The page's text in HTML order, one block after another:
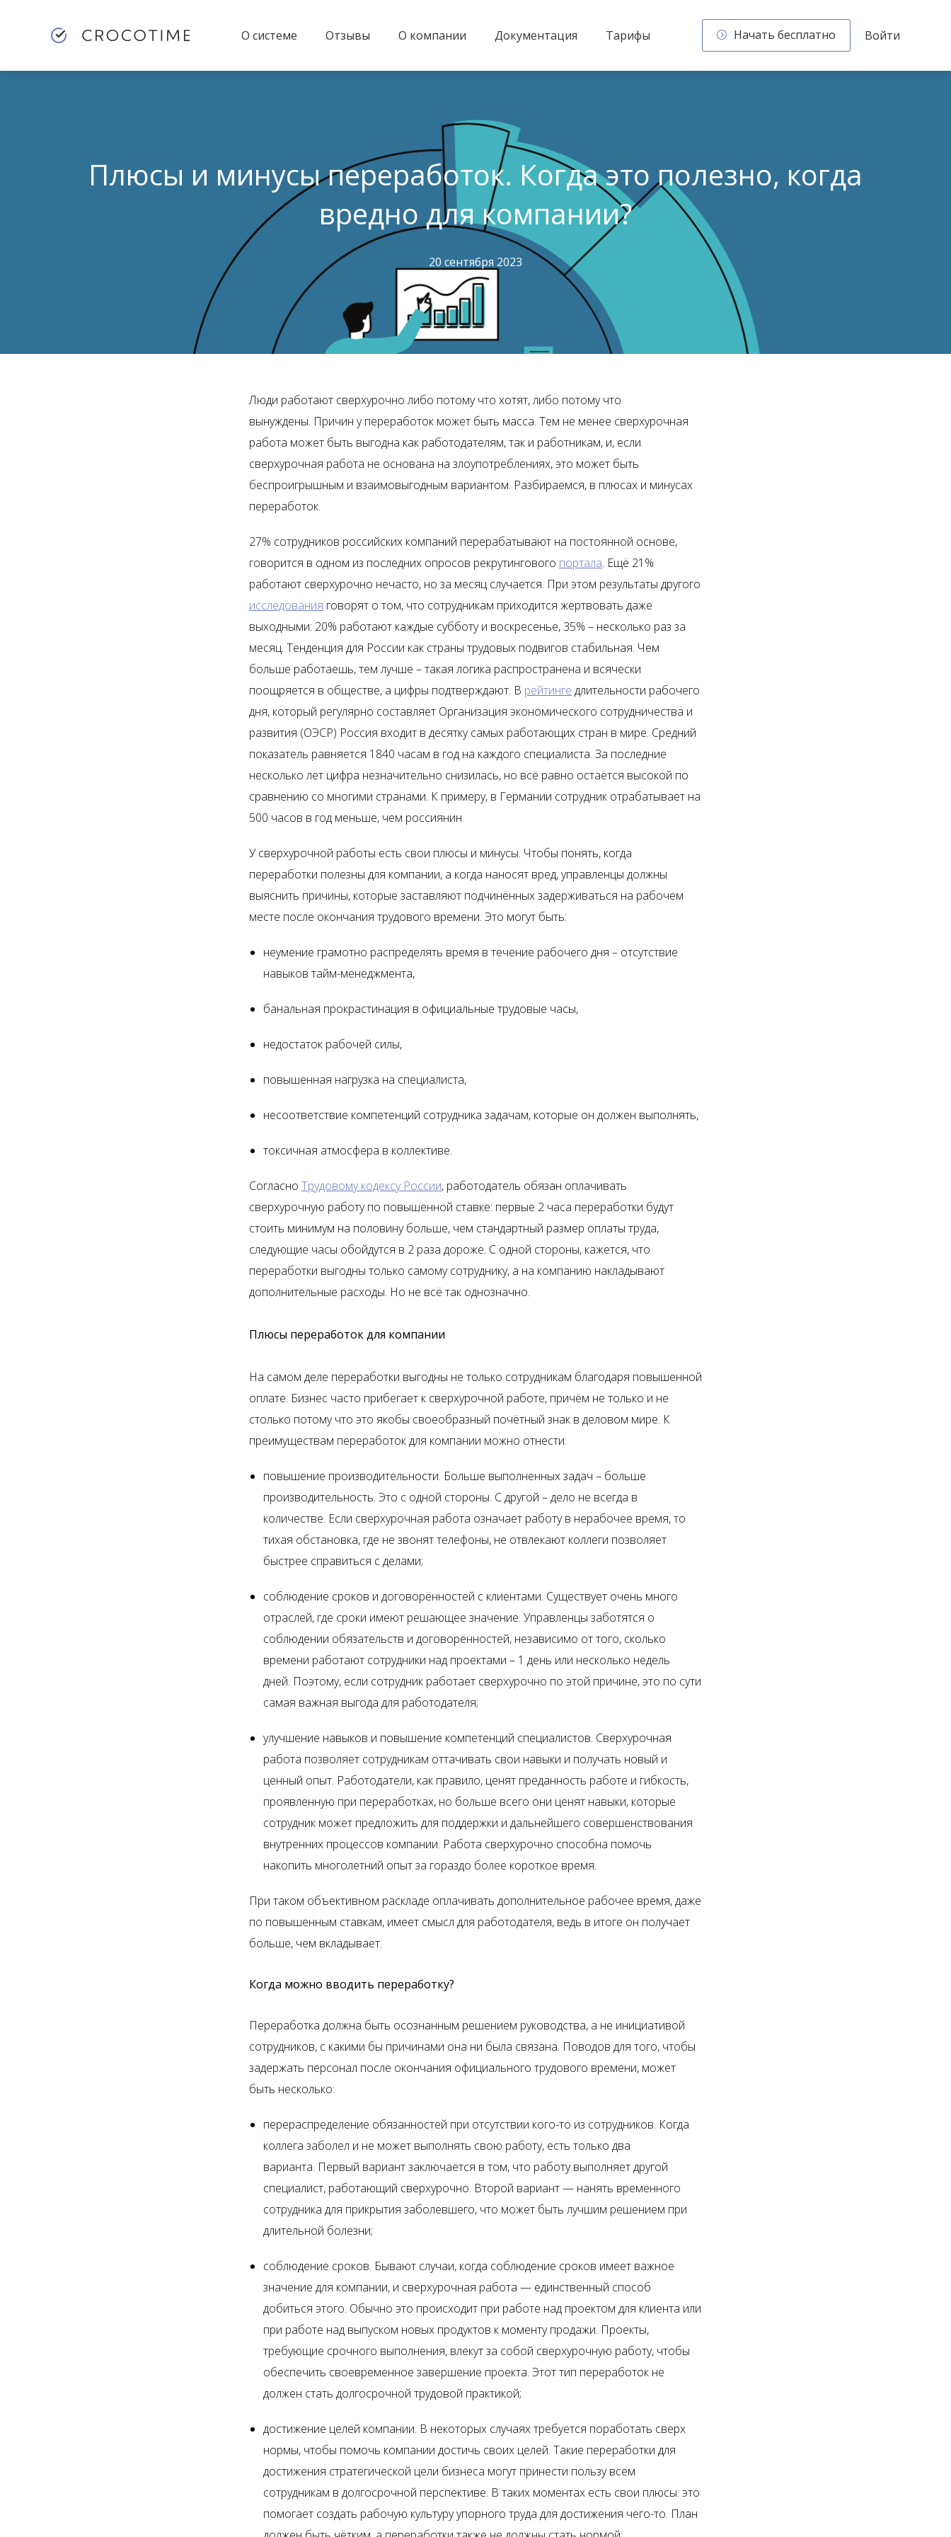
О системе Отзывы О компании Документация Тарифы Начать бесплатно Войти
Плюсы и минусы переработок. Когда это полезно, когда
вредно для компании?
20 сентября 2023
Люди работают сверхурочно либо потому что хотят, либо потому что
вынуждены. Причин у переработок может быть масса. Тем не менее сверхурочная
работа может быть выгодна как работодателям, так и работникам, и, если
сверхурочная работа не основана на злоупотреблениях, это может быть
беспроигрышным и взаимовыгодным вариантом. Разбираемся, в плюсах и минусах
переработок.
27% сотрудников российских компаний перерабатывают на постоянной основе,
говорится в одном из последних опросов рекрутингового портала. Ещё 21%
работают сверхурочно нечасто, но за месяц случается. При этом результаты другого
исследования говорят о том, что сотрудникам приходится жертвовать даже
выходными: 20% работают каждые субботу и воскресенье, 35% – несколько раз за
месяц. Тенденция для России как страны трудовых подвигов стабильная. Чем
больше работаешь, тем лучше – такая логика распространена и всячески
поощряется в обществе, а цифры подтверждают. В рейтинге длительности рабочего
дня, который регулярно составляет Организация экономического сотрудничества и
развития (ОЭСР) Россия входит в десятку самых работающих стран в мире. Средний
показатель равняется 1840 часам в год на каждого специалиста. За последние
несколько лет цифра незначительно снизилась, но всё равно остаётся высокой по
сравнению со многими странами. К примеру, в Германии сотрудник отрабатывает на
500 часов в год меньше, чем россиянин.
У сверхурочной работы есть свои плюсы и минусы. Чтобы понять, когда
переработки полезны для компании, а когда наносят вред, управленцы должны
выяснить причины, которые заставляют подчинённых задерживаться на рабочем
месте после окончания трудового времени. Это могут быть:
неумение грамотно распределять время в течение рабочего дня – отсутствие
навыков тайм-менеджмента,
банальная прокрастинация в официальные трудовые часы,
недостаток рабочей силы,
повышенная нагрузка на специалиста,
несоответствие компетенций сотрудника задачам, которые он должен выполнять,
токсичная атмосфера в коллективе.
Согласно Трудовому кодексу России, работодатель обязан оплачивать
сверхурочную работу по повышенной ставке: первые 2 часа переработки будут
стоить минимум на половину больше, чем стандартный размер оплаты труда,
следующие часы обойдутся в 2 раза дороже. С одной стороны, кажется, что
переработки выгодны только самому сотруднику, а на компанию накладывают
дополнительные расходы. Но не всё так однозначно.
Плюсы переработок для компании
На самом деле переработки выгодны не только сотрудникам благодаря повышенной
оплате. Бизнес часто прибегает к сверхурочной работе, причём не только и не
столько потому что это якобы своеобразный почётный знак в деловом мире. К
преимуществам переработок для компании можно отнести:
повышение производительности. Больше выполненных задач – больше
производительность. Это с одной стороны. С другой – дело не всегда в
количестве. Если сверхурочная работа означает работу в нерабочее время, то
тихая обстановка, где не звонят телефоны, не отвлекают коллеги позволяет
быстрее справиться с делами;
соблюдение сроков и договорённостей с клиентами. Существует очень много
отраслей, где сроки имеют решающее значение. Управленцы заботятся о
соблюдении обязательств и договорённостей, независимо от того, сколько
времени работают сотрудники над проектами – 1 день или несколько недель
дней. Поэтому, если сотрудник работает сверхурочно по этой причине, это по сути
самая важная выгода для работодателя;
улучшение навыков и повышение компетенций специалистов. Сверхурочная
работа позволяет сотрудникам оттачивать свои навыки и получать новый и
ценный опыт. Работодатели, как правило, ценят преданность работе и гибкость,
проявленную при переработках, но больше всего они ценят навыки, которые
сотрудник может предложить для поддержки и дальнейшего совершенствования
внутренних процессов компании. Работа сверхурочно способна помочь
накопить многолетний опыт за гораздо более короткое время.
При таком объективном раскладе оплачивать дополнительное рабочее время, даже
по повышенным ставкам, имеет смысл для работодателя, ведь в итоге он получает
больше, чем вкладывает.
Когда можно вводить переработку?
Переработка должна быть осознанным решением руководства, а не инициативой
сотрудников, с какими бы причинами она ни была связана. Поводов для того, чтобы
задержать персонал после окончания официального трудового времени, может
быть несколько:
перераспределение обязанностей при отсутствии кого-то из сотрудников. Когда
коллега заболел и не может выполнять свою работу, есть только два
варианта. Первый вариант заключается в том, что работу выполняет другой
специалист, работающий сверхурочно. Второй вариант — нанять временного
сотрудника для прикрытия заболевшего, что может быть лучшим решением при
длительной болезни;
соблюдение сроков. Бывают случаи, когда соблюдение сроков имеет важное
значение для компании, и сверхурочная работа — единственный способ
добиться этого. Обычно это происходит при работе над проектом для клиента или
при работе над выпуском новых продуктов к моменту продажи. Проекты,
требующие срочного выполнения, влекут за собой сверхурочную работу, чтобы
обеспечить своевременное завершение проекта. Этот тип переработок не
должен стать долгосрочной трудовой практикой;
достижение целей компании. В некоторых случаях требуется поработать сверх
нормы, чтобы помочь компании достичь своих целей. Такие переработки для
достижения стратегической цели бизнеса могут принести пользу всем
сотрудникам в долгосрочной перспективе. В таких моментах есть свои плюсы: это
помогает создать рабочую культуру упорного труда для достижения чего-то. План